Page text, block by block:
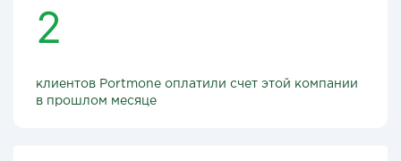
2
клиентов Portmone оплатили счет этой компании
в прошлом месяце